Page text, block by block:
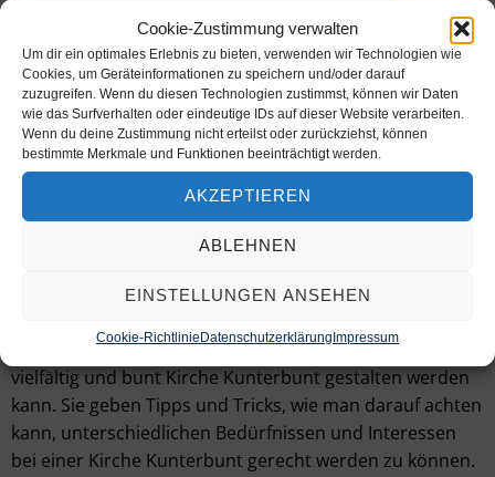
Cookie-Zustimmung verwalten
Um dir ein optimales Erlebnis zu bieten, verwenden wir Technologien wie
Cookies, um Geräteinformationen zu speichern und/oder darauf
zuzugreifen. Wenn du diesen Technologien zustimmst, können wir Daten
wie das Surfverhalten oder eindeutige IDs auf dieser Website verarbeiten.
Wenn du deine Zustimmung nicht erteilst oder zurückziehst, können
bestimmte Merkmale und Funktionen beeinträchtigt werden.
AKZEPTIEREN
ABLEHNEN
EINSTELLUNGEN ANSEHEN
Cookie-RichtlinieDatenschutzerklärungImpressum
Seminar: Raus aus der Bastelecke
7. Februar 2024| 20-21:30 Uhr
digitale Veranstaltung
mehr Infos & Anmeldung
Kirche Kunterbunt mit den Aktiv-Stationen ist nur etwas
Göran Schmidt beweisen das Gegenteil und zeigen, wie
vielfältig und bunt Kirche Kunterbunt gestalten werden
kann. Sie geben Tipps und Tricks, wie man darauf achten
kann, unterschiedlichen Bedürfnissen und Interessen
bei einer Kirche Kunterbunt gerecht werden zu können.